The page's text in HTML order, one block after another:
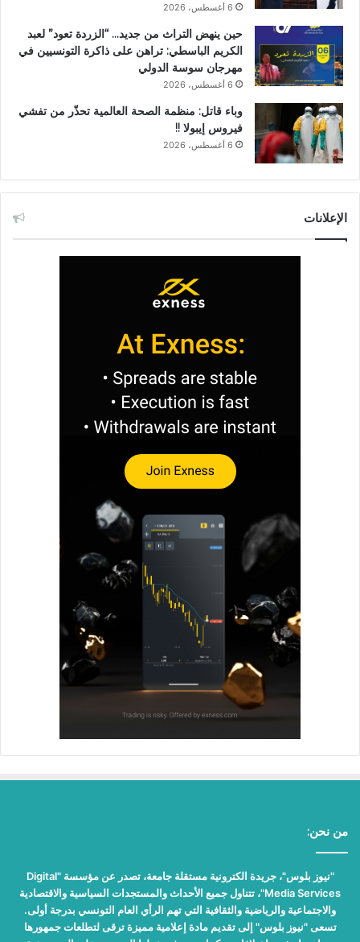
6 أغسطس، 2026
حين ينهض التراث من جديد… “الزردة تعود” لعبد
الكريم الباسطي: تراهن على ذاكرة التونسيين في
مهرجان سوسة الدولي
6 أغسطس، 2026
وباء قاتل: منظمة الصحة العالمية تحذّر من تفشي
فيروس إيبولا !!
6 أغسطس، 2026
الإعلانات
من نحن:
"نيوز بلوس"، جريدة الكترونية مستقلة جامعة، تصدر عن مؤسسة "Digital
Media Services"، تتناول جميع الأحداث والمستجدات السياسية والاقتصادية
والاجتماعية والرياضية والثقافية التي تهم الرأي العام التونسي بدرجة أولى.
تسعى "نيوز بلوس" إلى تقديم مادة إعلامية مميزة ترقى لتطلعات جمهورها